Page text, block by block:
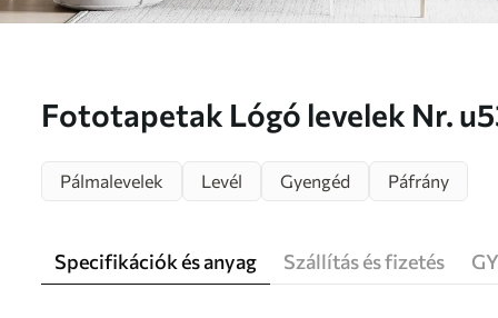
Fototapetak Lógó levelek Nr.
Pálmalevelek Levél Gyengéd Páfrány
Specifikációk és anyag Szállítás és fizetés